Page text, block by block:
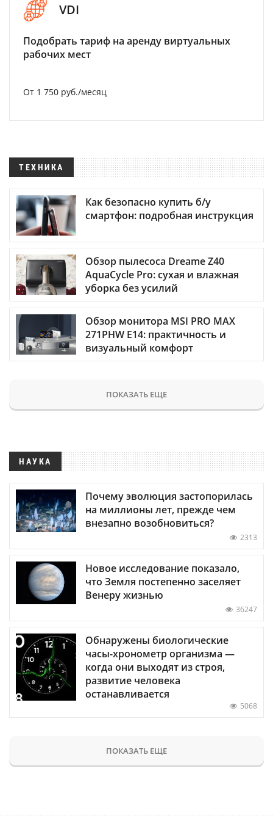
VDI
Подобрать тариф на аренду виртуальных
рабочих мест
От 1 750 руб./месяц
ТЕХНИКА
Как безопасно купить б/у
смартфон: подробная инструкция
Обзор пылесоса Dreame Z40
AquaCycle Pro: сухая и влажная
уборка без усилий
Обзор монитора MSI PRO MAX
271PHW E14: практичность и
визуальный комфорт
ПОКАЗАТЬ ЕЩЕ
НАУКА
Почему эволюция застопорилась
на миллионы лет, прежде чем
внезапно возобновиться?
2313
Новое исследование показало,
что Земля постепенно заселяет
Венеру жизнью
36247
Обнаружены биологические
часы-хронометр организма —
когда они выходят из строя,
развитие человека
останавливается
5068
ПОКАЗАТЬ ЕЩЕ